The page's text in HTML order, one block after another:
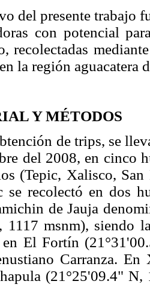
del presente trabajo
con potencial
recolectadas
la región aguacatera
Y MÉTODOS
de trips, se
del 2008, en cinco
(Tepic, Xalisco,
se recolectó en dos
de Jauja
1117 msnm), siendo
en El Fortín
Carranza.
(21°25'09.4"